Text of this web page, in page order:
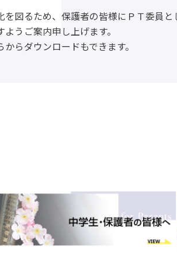
図るため、保護者の皆様にＰＴ委員と
うご案内申し上げます。
らダウンロードもできます。